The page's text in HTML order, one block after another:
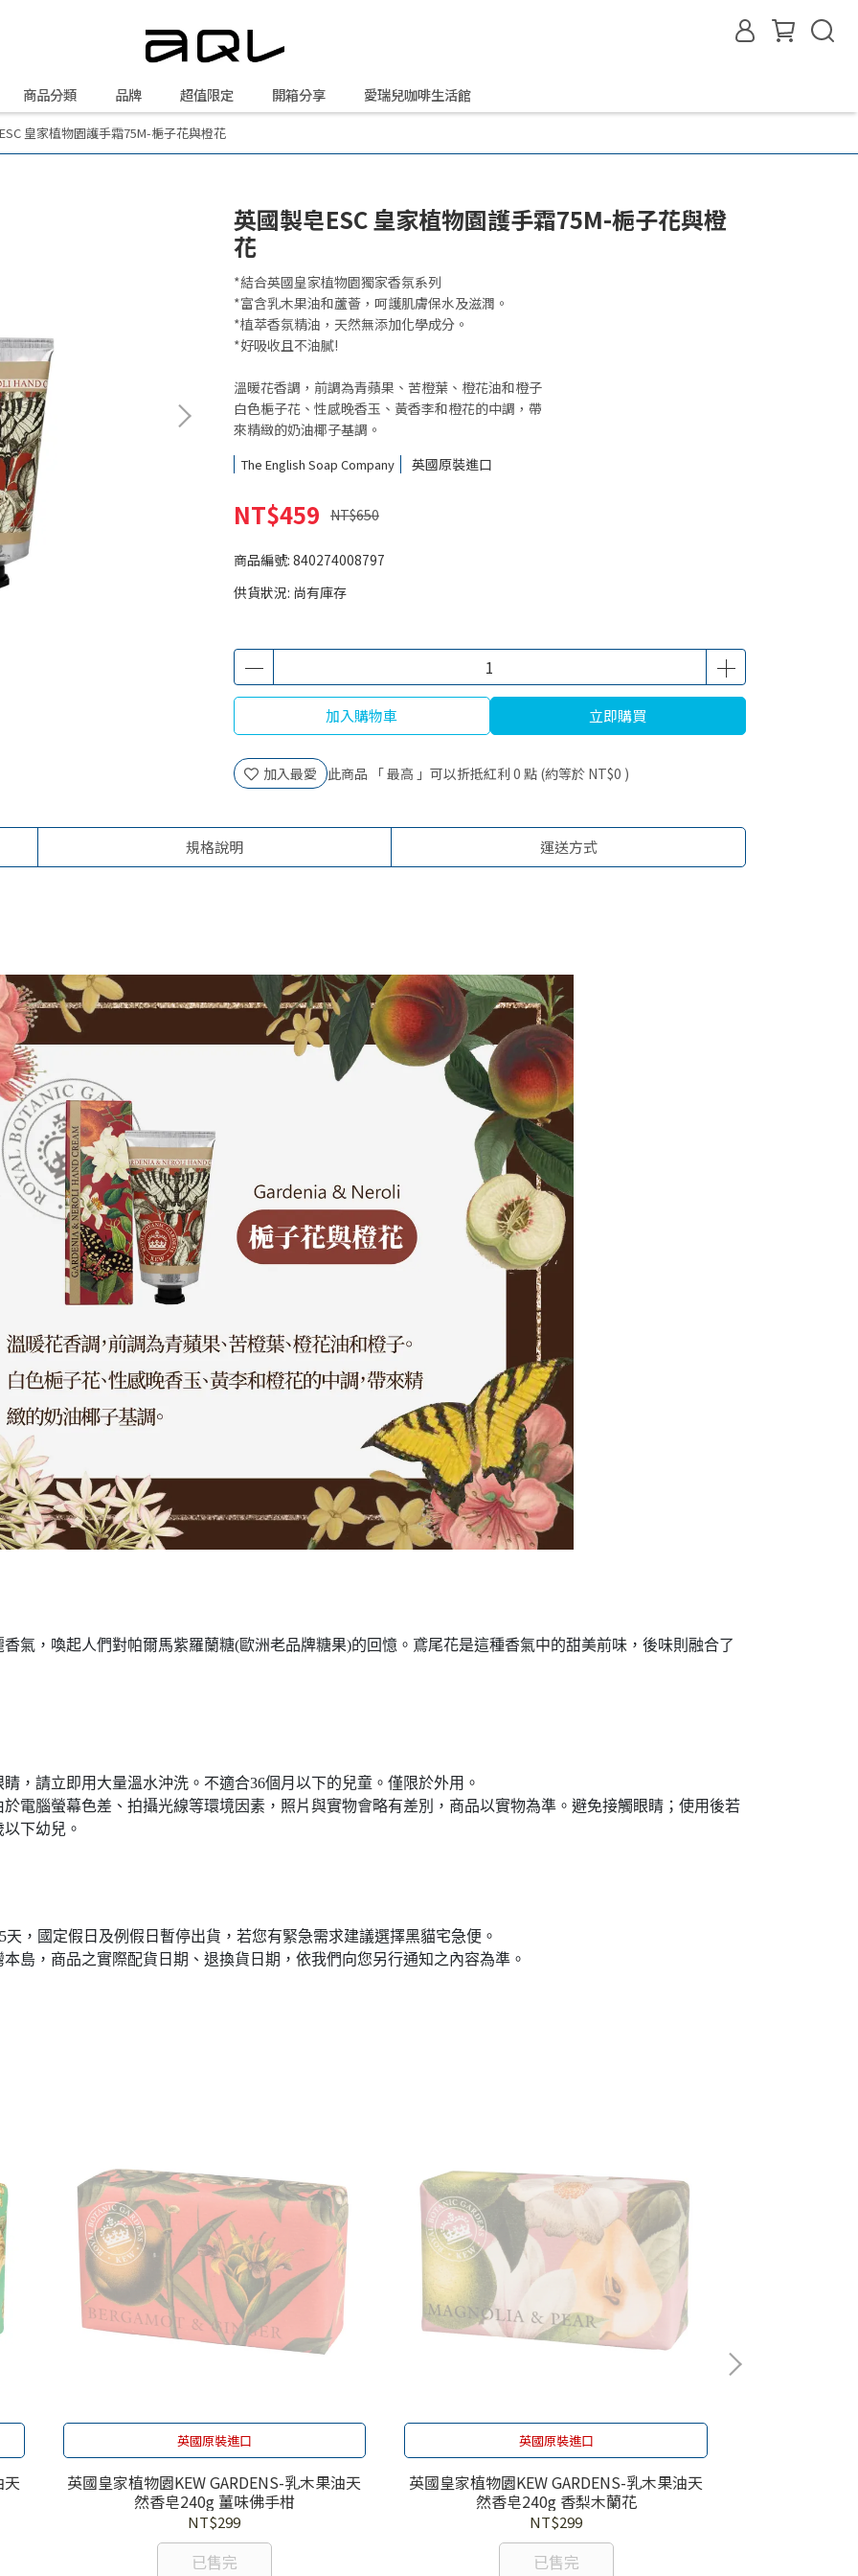
商品分類 品牌 超值限定 開箱分享 愛瑞兒咖啡生活館
皇家植物園護手霜75M-梔子花與橙花
英國製皂ESC 皇家植物園護手霜75M-梔子花與橙
花
*結合英國皇家植物園獨家香氛系列
*富含乳木果油和蘆薈，呵護肌膚保水及滋潤。
*植萃香氛精油，天然無添加化學成分。
*好吸收且不油膩!
溫暖花香調，前調為青蘋果、苦橙葉、橙花油和橙子
白色梔子花、性感晚香玉、黃香李和橙花的中調，帶
來精緻的奶油椰子基調。
The English Soap Company 英國原裝進口
NT$459 NT$650
商品編號: 840274008797
供貨狀況: 尚有庫存
加入購物車 立即購買
加入最愛 此商品 「 最高 」可以折抵紅利 0 點 (約等於 NT$0 )
規格說明 運送方式
氣，喚起人們對帕爾馬紫羅蘭糖(歐洲老品牌糖果)的回憶。鳶尾花是這種香氣中的甜美前味，後味則融合了
，請立即用大量溫水沖洗。不適合36個月以下的兒童。僅限於外用。
電腦螢幕色差、拍攝光線等環境因素，照片與實物會略有差別，商品以實物為準。避免接觸眼睛；使用後若
下幼兒。
，國定假日及例假日暫停出貨，若您有緊急需求建議選擇黑貓宅急便。
島，商品之實際配貨日期、退換貨日期，依我們向您另行通知之內容為準。
天
英國原裝進口
英國皇家植物園KEW GARDENS-乳木果油天
然香皂240g 薑味佛手柑
NT$299
已售完
英國原裝進口
英國皇家植物園KEW GARDENS-乳木果油天
然香皂240g 香梨木蘭花
NT$299
已售完